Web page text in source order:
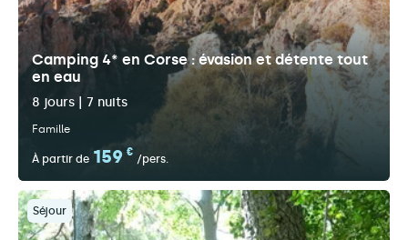
Camping 4* en Corse : évasion et détente tout
en eau
8 jours | 7 nuits
Famille
À partir de 159 €
/pers.
Séjour